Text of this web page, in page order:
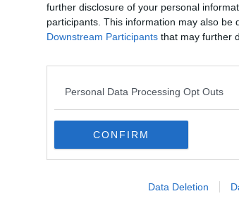
further disclosure of your personal
participants. This information may also be
Downstream Participants that may further
Personal Data Processing Opt Outs
CONFIRM
Data Deletion
I presepi raccontano lo
Al concorso della Proloco possono
cittadini alle famiglie, alle
Grandi e piccini